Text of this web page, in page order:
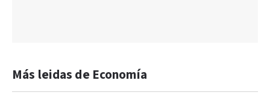
Más leidas de Economía